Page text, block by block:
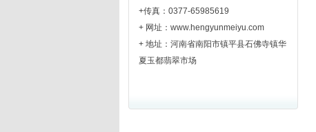
+传真：0377-65985619
+ 网址： www.hengyunmeiyu.com
+ 地址：河南省南阳市镇平县石佛寺镇华
夏玉都翡翠市场